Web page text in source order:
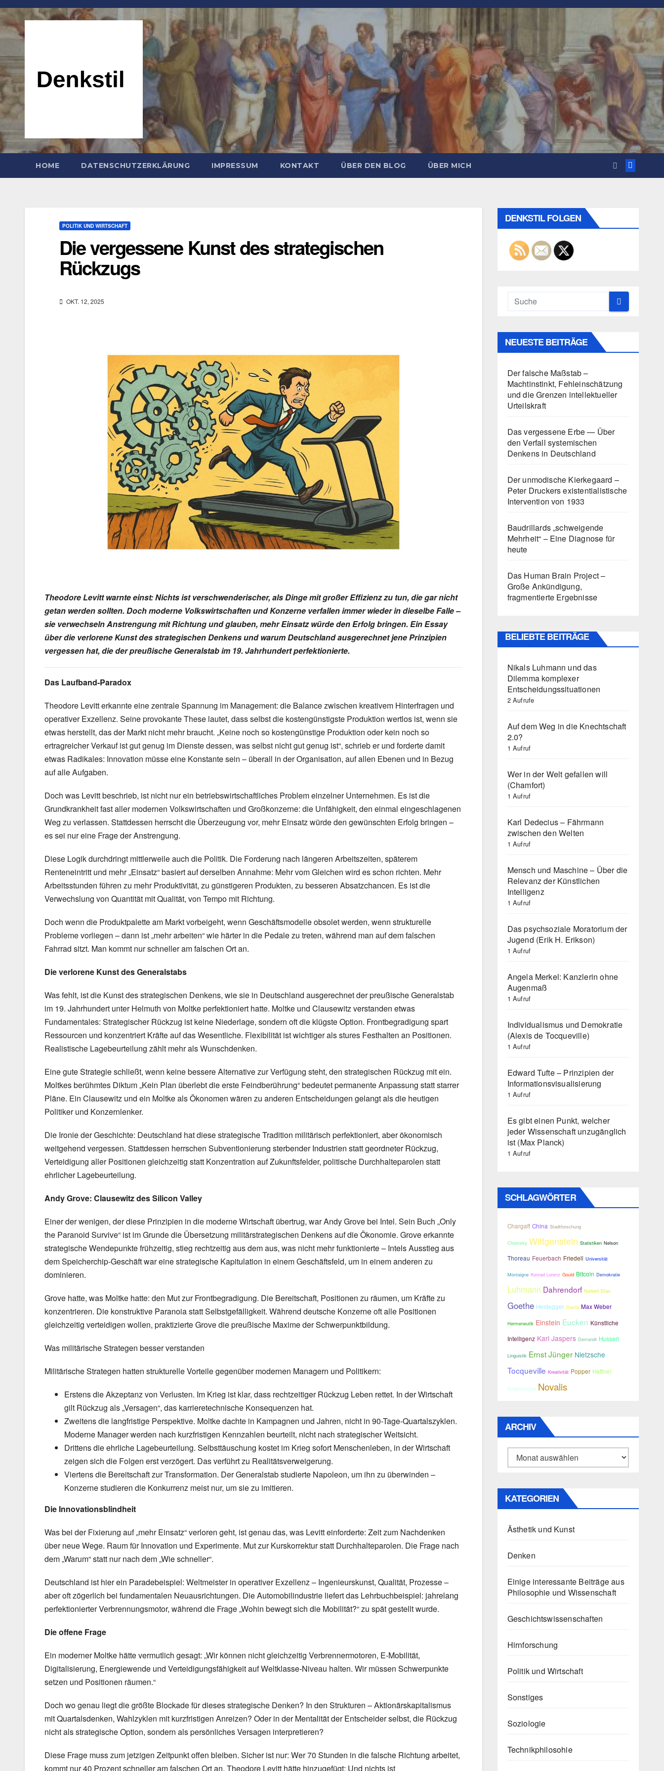
Zum
Inhalt
springen
HOME DATENSCHUTZERKLÄRUNG IMPRESSUM KONTAKT ÜBER DEN BLOG ÜBER MICH
POLITIK UND WIRTSCHAFT
Die vergessene Kunst des strategischen
Rückzugs
OKT. 12, 2025
Theodore Levitt warnte einst: Nichts ist verschwenderischer, als Dinge mit großer Effizienz zu tun, die gar nicht
getan werden sollten. Doch moderne Volkswirtschaften und Konzerne verfallen immer wieder in dieselbe Falle –
sie verwechseln Anstrengung mit Richtung und glauben, mehr Einsatz würde den Erfolg bringen. Ein Essay
über die verlorene Kunst des strategischen Denkens und warum Deutschland ausgerechnet jene Prinzipien
vergessen hat, die der preußische Generalstab im 19. Jahrhundert perfektionierte.
Das Laufband-Paradox
Theodore Levitt erkannte eine zentrale Spannung im Management: die Balance zwischen kreativem Hinterfragen und
operativer Exzellenz. Seine provokante These lautet, dass selbst die kostengünstigste Produktion wertlos ist, wenn sie
etwas herstellt, das der Markt nicht mehr braucht. „Keine noch so kostengünstige Produktion oder kein noch so
ertragreicher Verkauf ist gut genug im Dienste dessen, was selbst nicht gut genug ist“, schrieb er und forderte damit
etwas Radikales: Innovation müsse eine Konstante sein – überall in der Organisation, auf allen Ebenen und in Bezug
auf alle Aufgaben.
Doch was Levitt beschrieb, ist nicht nur ein betriebswirtschaftliches Problem einzelner Unternehmen. Es ist die
Grundkrankheit fast aller modernen Volkswirtschaften und Großkonzerne: die Unfähigkeit, den einmal eingeschlagenen
Weg zu verlassen. Stattdessen herrscht die Überzeugung vor, mehr Einsatz würde den gewünschten Erfolg bringen –
es sei nur eine Frage der Anstrengung.
Diese Logik durchdringt mittlerweile auch die Politik. Die Forderung nach längeren Arbeitszeiten, späterem
Renteneintritt und mehr „Einsatz“ basiert auf derselben Annahme: Mehr vom Gleichen wird es schon richten. Mehr
Arbeitsstunden führen zu mehr Produktivität, zu günstigeren Produkten, zu besseren Absatzchancen. Es ist die
Verwechslung von Quantität mit Qualität, von Tempo mit Richtung.
Doch wenn die Produktpalette am Markt vorbeigeht, wenn Geschäftsmodelle obsolet werden, wenn strukturelle
Probleme vorliegen – dann ist „mehr arbeiten“ wie härter in die Pedale zu treten, während man auf dem falschen
Fahrrad sitzt. Man kommt nur schneller am falschen Ort an.
Die verlorene Kunst des Generalstabs
Was fehlt, ist die Kunst des strategischen Denkens, wie sie in Deutschland ausgerechnet der preußische Generalstab
im 19. Jahrhundert unter Helmuth von Moltke perfektioniert hatte. Moltke und Clausewitz verstanden etwas
Fundamentales: Strategischer Rückzug ist keine Niederlage, sondern oft die klügste Option. Frontbegradigung spart
Ressourcen und konzentriert Kräfte auf das Wesentliche. Flexibilität ist wichtiger als stures Festhalten an Positionen.
Realistische Lagebeurteilung zählt mehr als Wunschdenken.
Eine gute Strategie schließt, wenn keine bessere Alternative zur Verfügung steht, den strategischen Rückzug mit ein.
Moltkes berühmtes Diktum „Kein Plan überlebt die erste Feindberührung“ bedeutet permanente Anpassung statt starrer
Pläne. Ein Clausewitz und ein Moltke als Ökonomen wären zu anderen Entscheidungen gelangt als die heutigen
Politiker und Konzernlenker.
Die Ironie der Geschichte: Deutschland hat diese strategische Tradition militärisch perfektioniert, aber ökonomisch
weitgehend vergessen. Stattdessen herrschen Subventionierung sterbender Industrien statt geordneter Rückzug,
Verteidigung aller Positionen gleichzeitig statt Konzentration auf Zukunftsfelder, politische Durchhalteparolen statt
ehrlicher Lagebeurteilung.
Andy Grove: Clausewitz des Silicon Valley
Einer der wenigen, der diese Prinzipien in die moderne Wirtschaft übertrug, war Andy Grove bei Intel. Sein Buch „Only
the Paranoid Survive“ ist im Grunde die Übersetzung militärstrategischen Denkens auf die Ökonomie. Grove erkannte
strategische Wendepunkte frühzeitig, stieg rechtzeitig aus dem aus, was nicht mehr funktionierte – Intels Ausstieg aus
dem Speicherchip-Geschäft war eine strategische Kapitulation in einem Geschäftsfeld, um in einem anderen zu
dominieren.
Grove hatte, was Moltke hatte: den Mut zur Frontbegradigung. Die Bereitschaft, Positionen zu räumen, um Kräfte zu
konzentrieren. Die konstruktive Paranoia statt Selbstgefälligkeit. Während deutsche Konzerne oft alle Positionen
gleichzeitig verteidigen wollen, praktizierte Grove die preußische Maxime der Schwerpunktbildung.
Was militärische Strategen besser verstanden
Militärische Strategen hatten strukturelle Vorteile gegenüber modernen Managern und Politikern:
Erstens die Akzeptanz von Verlusten. Im Krieg ist klar, dass rechtzeitiger Rückzug Leben rettet. In der Wirtschaft
gilt Rückzug als „Versagen“, das karrieretechnische Konsequenzen hat.
Zweitens die langfristige Perspektive. Moltke dachte in Kampagnen und Jahren, nicht in 90-Tage-Quartalszyklen.
Moderne Manager werden nach kurzfristigen Kennzahlen beurteilt, nicht nach strategischer Weitsicht.
Drittens die ehrliche Lagebeurteilung. Selbsttäuschung kostet im Krieg sofort Menschenleben, in der Wirtschaft
zeigen sich die Folgen erst verzögert. Das verführt zu Realitätsverweigerung.
Viertens die Bereitschaft zur Transformation. Der Generalstab studierte Napoleon, um ihn zu überwinden –
Konzerne studieren die Konkurrenz meist nur, um sie zu imitieren.
Die Innovationsblindheit
Was bei der Fixierung auf „mehr Einsatz“ verloren geht, ist genau das, was Levitt einforderte: Zeit zum Nachdenken
über neue Wege. Raum für Innovation und Experimente. Mut zur Kurskorrektur statt Durchhalteparolen. Die Frage nach
dem „Warum“ statt nur nach dem „Wie schneller“.
Deutschland ist hier ein Paradebeispiel: Weltmeister in operativer Exzellenz – Ingenieurskunst, Qualität, Prozesse –
aber oft zögerlich bei fundamentalen Neuausrichtungen. Die Automobilindustrie liefert das Lehrbuchbeispiel: jahrelang
perfektionierter Verbrennungsmotor, während die Frage „Wohin bewegt sich die Mobilität?“ zu spät gestellt wurde.
Die offene Frage
Ein moderner Moltke hätte vermutlich gesagt: „Wir können nicht gleichzeitig Verbrennermotoren, E-Mobilität,
Digitalisierung, Energiewende und Verteidigungsfähigkeit auf Weltklasse-Niveau halten. Wir müssen Schwerpunkte
setzen und Positionen räumen.“
Doch wo genau liegt die größte Blockade für dieses strategische Denken? In den Strukturen – Aktionärskapitalismus
mit Quartalsdenken, Wahlzyklen mit kurzfristigen Anreizen? Oder in der Mentalität der Entscheider selbst, die Rückzug
nicht als strategische Option, sondern als persönliches Versagen interpretieren?
Diese Frage muss zum jetzigen Zeitpunkt offen bleiben. Sicher ist nur: Wer 70 Stunden in die falsche Richtung arbeitet,
kommt nur 40 Prozent schneller am falschen Ort an. Theodore Levitt hätte hinzugefügt: Und nichts ist
DENKSTIL FOLGEN
NEUESTE BEITRÄGE
Der falsche Maßstab –
Machtinstinkt, Fehleinschätzung
und die Grenzen intellektueller
Urteilskraft
Das vergessene Erbe — Über
den Verfall systemischen
Denkens in Deutschland
Der unmodische Kierkegaard –
Peter Druckers existentialistische
Intervention von 1933
Baudrillards „schweigende
Mehrheit“ – Eine Diagnose für
heute
Das Human Brain Project –
Große Ankündigung,
fragmentierte Ergebnisse
BELIEBTE BEITRÄGE
Nikals Luhmann und das
Dilemma komplexer
Entscheidungssituationen
2 Aufrufe
Auf dem Weg in die Knechtschaft
2.0?
1 Aufruf
Wer in der Welt gefallen will
(Chamfort)
1 Aufruf
Karl Dedecius – Fährmann
zwischen den Welten
1 Aufruf
Mensch und Maschine – Über die
Relevanz der Künstlichen
Intelligenz
1 Aufruf
Das psychsoziale Moratorium der
Jugend (Erik H. Erikson)
1 Aufruf
Angela Merkel: Kanzlerin ohne
Augenmaß
1 Aufruf
Individualismus und Demokratie
(Alexis de Tocqueville)
1 Aufruf
Edward Tufte – Prinzipien der
Informationsvisualisierung
1 Aufruf
Es gibt einen Punkt, welcher
jeder Wissenschaft unzugänglich
ist (Max Planck)
1 Aufruf
SCHLAGWÖRTER
Chargaff China Stadtforschung
Chomsky Wittgenstein Statistiken Nelson
Thoreau Feuerbach Friedell Universität
Montaigne Konrad Lorenz Gould Bitcoin Demokratie
Luhmann Dahrendorf Norbert Elias
Goethe Heidegger Davilá Max Weber
Hermeneutik Einstein Eucken Künstliche
Intelligenz Karl Jaspers Demandt Husserl
Linguistik Ernst Jünger Nietzsche
Tocqueville Kreativität Popper Haffner
Stilgeschichte Novalis
ARCHIV
Archiv
KATEGORIEN
Ästhetik und Kunst
Denken
Einige interessante Beiträge aus
Philosophie und Wissenschaft
Geschichtswissenschaften
Hirnforschung
Politik und Wirtschaft
Sonstiges
Soziologie
Technikphilosohie